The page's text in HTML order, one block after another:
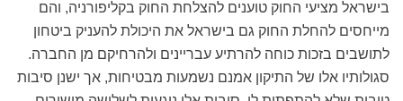
בישראל מציעי החוק טוענים להצלחת החוק בקליפורניה, והם
מייחסים להחלת החוק גם בישראל את היכולת להעניק ביטחון
לתושבים בזכות כוחה להרתיע עבריינים ולהרחיקם מן החברה.
סגולותיו אלו של התיקון אמנם נשמעות מבטיחות, אך ישנן סיבות